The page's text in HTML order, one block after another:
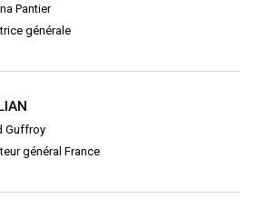
Pantier
générale
Guffroy
général France